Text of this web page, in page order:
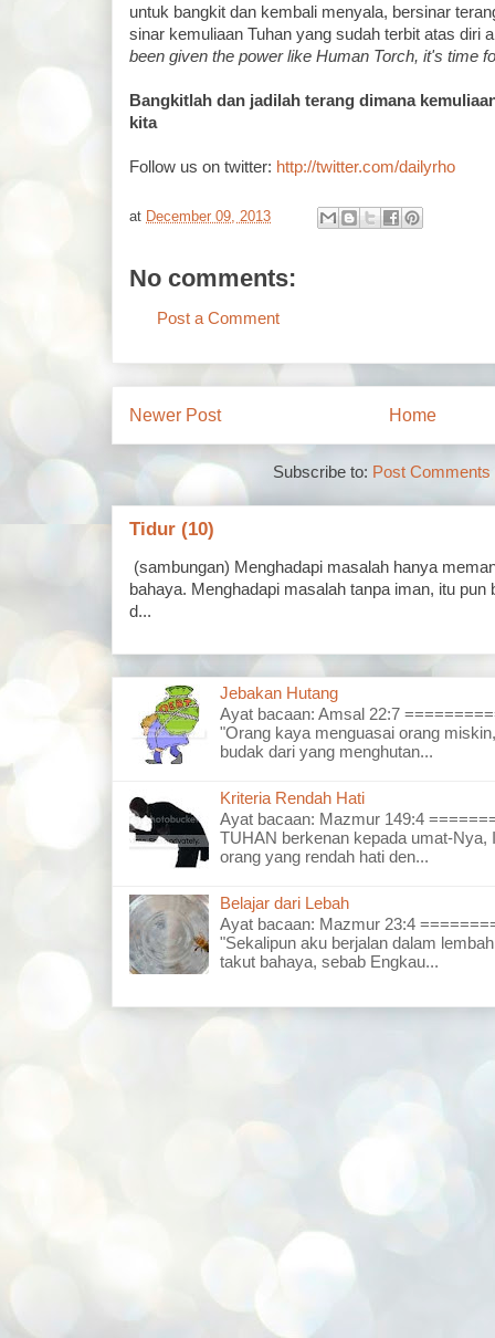
untuk bangkit dan kembali menyala, bersinar
sinar kemuliaan Tuhan yang sudah terbit atas diri
been given the power like Human Torch, it's time
Bangkitlah dan jadilah terang dimana
kita
Follow us on twitter: http://twitter.com/dailyrho
at December 09, 2013
No comments:
Post a Comment
Newer Post Home
Subscribe to: Post Comments
Tidur (10)
(sambungan) Menghadapi masalah hanya
bahaya. Menghadapi masalah tanpa iman, itu
d...
Jebakan Hutang
Ayat bacaan: Amsal 22:7
"Orang kaya menguasai orang
budak dari yang menghutan...
Kriteria Rendah Hati
Ayat bacaan: Mazmur 149:4
TUHAN berkenan kepada umat-Nya,
orang yang rendah hati den...
Belajar dari Lebah
Ayat bacaan: Mazmur 23:4
"Sekalipun aku berjalan dalam
takut bahaya, sebab Engkau...